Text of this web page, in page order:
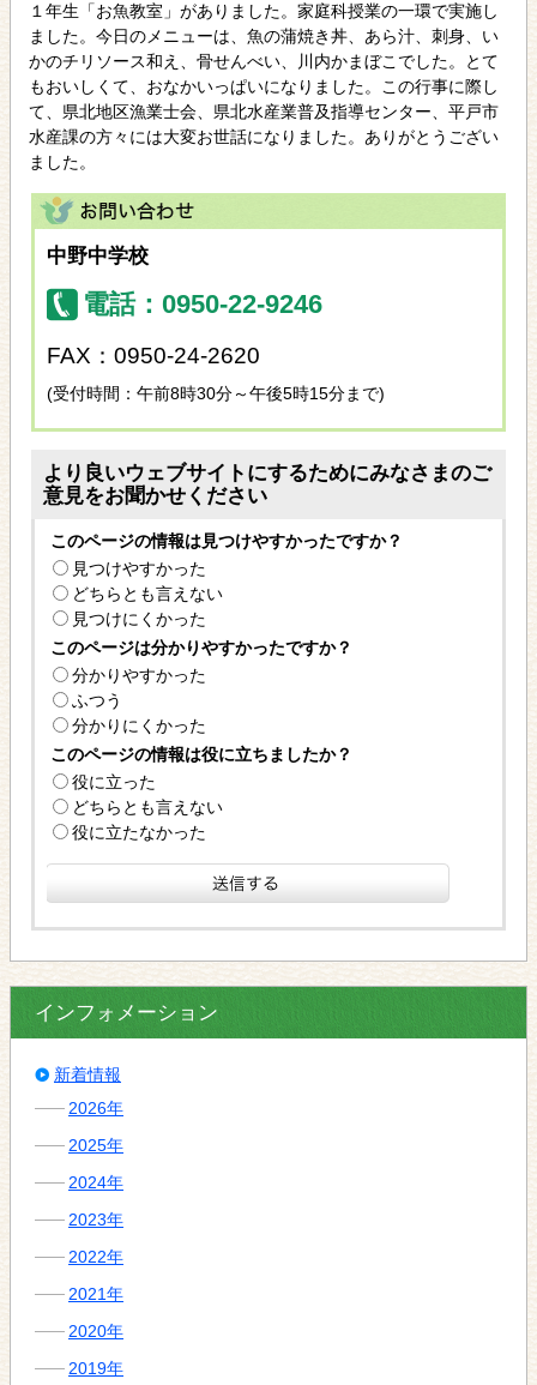
１年生「お魚教室」がありました。家庭科授業の一環で実施し
ました。今日のメニューは、魚の蒲焼き丼、あら汁、刺身、い
かのチリソース和え、骨せんべい、川内かまぼこでした。とて
もおいしくて、おなかいっぱいになりました。この行事に際し
て、県北地区漁業士会、県北水産業普及指導センター、平戸市
水産課の方々には大変お世話になりました。ありがとうござい
ました。
中野中学校
電話：0950-22-9246
FAX：0950-24-2620
(受付時間：午前8時30分～午後5時15分まで)
より良いウェブサイトにするためにみなさまのご
意見をお聞かせください
このページの情報は見つけやすかったですか？
見つけやすかった
どちらとも言えない
見つけにくかった
このページは分かりやすかったですか？
分かりやすかった
ふつう
分かりにくかった
このページの情報は役に立ちましたか？
役に立った
どちらとも言えない
役に立たなかった
インフォメーション
新着情報
2026年
2025年
2024年
2023年
2022年
2021年
2020年
2019年